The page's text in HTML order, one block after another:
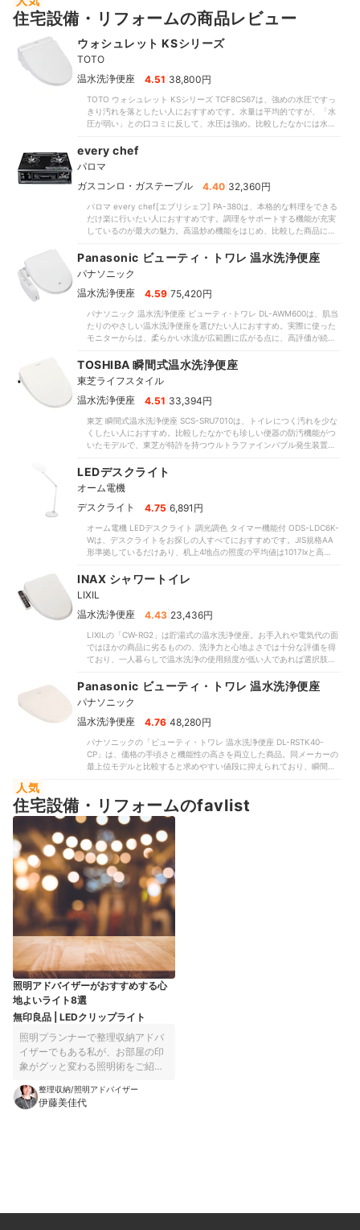
住宅設備・リフォームの商品レビュー
ウォシュレット KSシリーズ
TOTO
温水洗浄便座
4.51 38,800円
TOTO ウォシュレット KSシリーズ TCF8CS67は、強めの水圧ですっ
きり汚れを落としたい人におすすめです。水量は平均的ですが、「水
圧が弱い」との口コミに反して、水圧は強め。比較したなかには水量
の独自技術により、少ない水でもしっかりと洗えるところが魅力で
す。一方で心地よさの検証では、水圧の強さゆえにモニターからの評
価が分かれました。水勢は5段階で調整できるものの、一部のモニター
からは「弱めのモードでも水圧が強い」という声も。水圧の感じ方に
象です。おしり洗浄・ビデ洗浄ともに水が当たる位置は5段階に細かく
調整できるので、ほどよい場所に当たる点は好印象でした。水圧の強
ささえ気にならなければ、ほかに目立った弱点はありません。電気代
7,000円台かかったのに対し、本商品のような瞬間式の多くは3,000〜
4,000円台で済みました。指定した時刻やトイレの使用頻度に応じて
節電する機能もあるので、使い方によってはさらに電気代を節約でき
ますよ。座面はワンタッチで着脱できるうえ、便座・ノズルには撥水
イレの後ろ側の掃除もしやすいでしょう。座面に継ぎ目があり汚れが
詰まる可能性があるものの、全体的にはお手入れしやすいといえま
す。ECサイトでの販売価格は執筆時点で3万円台前半と、比較した瞬
く、コスパの高い商品です。汚れ落ちを一番に考えたい人は、ぜひ候
補に入れてくださいね。
every chef
パロマ
ガスコンロ・ガステーブル
4.40 32,360円
パロマ every chef[エブリシェフ] ‎PA-380は、本格的な料理をできる
だけ楽に行いたい人におすすめです。調理をサポートする機能が充実
しているのが最大の魅力。高温炒め機能をはじめ、比較した商品には
な機能を備えています。料理好きな人はもちろん、初心者でもさまざ
す。比較したなかには、押しながら回す2段階式の商品もあったのに対
し、カチッと音がするので点火ミスが起こりにくいといえます。五徳
フライパンや鍋を置いてもグラつきにくく、家族が多い家にも適して
います。グリルには魚の形状・焼き加減を設定すると焼き上げるオー
トメニューを搭載。比較したなかには片面ずつ焼くタイプもあったな
を敷くと掃除も楽ですよ。バーナー周りもシンプルで、拭き掃除しや
すい構造。「汚れても掃除がしやすい」と評判なのも頷けます。本体
は14.15kgと重いぶん取りつけに手間取る可能性はあるものの、一度取
りつければ動かすことはあまりないため、使い続けるうえでは問題な
なので、ガステーブル選びで迷っている人は、ぜひ第一候補として検
討してみてはいかがでしょうか。
Panasonic ビューティ・トワレ 温水洗浄便座
パナソニック
温水洗浄便座
4.59 75,420円
パナソニック 温水洗浄便座 ビューティ･トワレ DL-AWM600は、肌当
たりのやさしい温水洗浄便座を選びたい人におすすめ。実際に使った
モニターからは、柔らかい水流が広範囲に広がる点に、高評価が続
おしり洗浄・ビデ洗浄ともにマイルドな洗い心地が好評でした。「自
魅力。水の強さ・細さ・位置・温度など変更できる項目が多く、自分
に合った洗い方を追求できます。肌当たりがやさしいぶん水圧・水量
れば問題ありません。加えて、継ぎ目のないシームレス便座やシャワ
ーノズルの自動洗浄機能など、トイレ掃除の手間を少なくする工夫が
満載でした。便器の洗浄機能がついている点にもご注目。タンクに洗
れいにできます。電気代の安さも見逃せません。メーカー公称の消費
電力量から電気代を算出すると、わずか2852円/年でした。比較した
商品の平均電気代は5470円/年（※執筆時点）だったのに対し、半額程
度に抑えられるといえます。洗剤を入れるタンクが出っ張っているた
欠点はなく、総じて使い勝手のよい温水洗浄便座といえます。デリケ
ートな箇所をやさしく洗いたい人は、ぜひ購入を検討してみてくださ
い。
TOSHIBA 瞬間式温水洗浄便座
東芝ライフスタイル
温水洗浄便座
4.51 33,394円
東芝 瞬間式温水洗浄便座 SCS-SRU7010は、トイレにつく汚れを少な
くしたい人におすすめ。比較したなかでも珍しい便器の防汚機能がつ
いたモデルで、東芝が特許を持つウルトラファインバブル発生装置を
れ、便器の黒ずみを予防する仕様です。使用前にノズルを自動洗浄す
がすウルトラファインバブル水で洗浄されるので、ノズルの清潔さが
気になる人も使いやすいといえます。便座には汚れが詰まりそうな隙
えめですが、汚れを落とせる水準は満たしているため、おしりを拭く
回数は減らせそうです。なお、水がやや細く出るので狙った場所に当
たるよう位置を調整しましょう。年間の電気代を3,720円と、比較し
す。1番弱いモードに設定しても水の勢いが強めですが、おしり洗浄を
試したモニターで痛みを感じた人はほぼいませんでした。比較したな
ワーの当たり心地がよい」との口コミどおりといえます。ビデ洗浄で
の声が。ただし、「勢いが強い」と感じる人もいたので、はじめて使
うときは弱モードから試すとよいでしょう。デリケートゾーンを柔ら
かい水流で洗いつつトイレ掃除の手間も減らしたい人は、ぜひ検討し
LEDデスクライト
オーム電機
デスクライト
4.75 6,891円
オーム電機 LEDデスクライト 調光調色 タイマー機能付 ODS-LDC6K-
Wは、デスクライトをお探しの人すべてにおすすめです。JIS規格AA
形準拠しているだけあり、机上4地点の照度の平均値は1017lxと高めで
り明るいといえます。「明るさが足りない」との口コミに反し、作業
606lxと十分。満足の基準値とした400lxを大きく上回りました。アー
ムが長く高い位置からデスクを照らせるので、「机の端まで照らせ
一部の商品のように手元の影が多重になることもなく、光もちらつき
ません。長時間、勉強や資料作成を行っても目が疲れにくいでしょ
う。ダイヤル式のボタンで明るさを無段階に調整できるのもポイント
「用途に応じて明るさを調整できる」との口コミがあったようにシー
ンに応じた使い分けが可能。スイッチの反応もよく、思いのままに素
早く調整できました。45分のタイマー機能もあるため、就寝前に読書
をしたい人にもぴったりです。狙った場所に光を当てられるのも魅
し、細かな調整がしやすい設計でした。ライトの固定力が高く、自重
でシェードが下がることもありません。移動させやすいスタンド式の
ため、リビングや自室・寝室などにも持ち運びやすいですよ。一方、
十分な性能を備えながらも執筆時点の価格は税込9,878円（※公式サイ
ト参照・執筆時点）と高すぎません。シンプルなデザインで置く場所
を選びにくいので、どの商品にするか迷ったときはぜひ購入を検討し
てみてください。
INAX シャワートイレ
LIXIL
温水洗浄便座
4.43 23,436円
LIXILの「CW-RG2」は貯湯式の温水洗浄便座。お手入れや電気代の面
ではほかの商品に劣るものの、洗浄力と心地よさでは十分な評価を得
ており、一人暮らしで温水洗浄の使用頻度が低い人であれば選択肢に
すが、なかでも水量が多く10秒間で200mLを超える水を噴射していま
が、汚れをしっかり落としたい人におすすめです。水圧に対して水が
多めなぶん、水当たりが柔らかいと感じやすく、おしり洗浄の不快感
で、こちらもマイルドな水当たりが好評でした。一方で、広がりはど
ちらの洗浄でもまちまちの評価で、お尻の後ろのほうまで水を感じた
人も。座り方次第では便座の後方に水が大きくハネる恐れがありま
をしっかり押さえています。ノズルの先端が着脱可能で、交換が簡単
にできるのも魅力的。一方で、リモコンは袖リモコンを採用している
ため、トイレの広さ次第では便器後方の床は清掃しづらいかもしれま
せん。
Panasonic ビューティ・トワレ 温水洗浄便座
パナソニック
温水洗浄便座
4.76 48,280円
パナソニックの「ビューティ・トワレ 温水洗浄便座 DL-RSTK40-
CP」は、価格の手頃さと機能性の高さを両立した商品。同メーカーの
最上位モデルと比較すると求めやすい値段に抑えられており、瞬間式
きますよ。洗浄力はかなり高く、水圧・水量ともにしっかりとありま
した。便の状態によっては軽く拭くだけで十分に汚れを落とせそうで
す。また、水勢・水圧は9段階、洗浄幅は5段階で細かく調整できるの
で、好みに合わせて調整できるでしょう。実際に使ったモニターから
も「強くしても痛さを感じなかった」「当てていて心地よい」という
声が挙がっています。水量・角度・当たる範囲もちょうどよいと好
評。ビデ洗浄も心地よく、適度な水勢でデリケートゾーンをやさしく
洗い上げました。お手入れのしやすさも良好。便座は撥水加工が施さ
れており、便座裏の汚れを抑制する機能が備わっています。リモコン
は壁に設置するタイプで、ノズルは汚れがつきにくいステンレス製。
掃除を楽に済ませられそうです。総合的に見ても弱点が少なく、価格
も手頃。瞬間式を探しているならぜひ購入を検討してみてください。
人気
住宅設備・リフォームのfavlist
照明アドバイザーがおすすめする心
地よいライト8選
無印良品 | LEDクリップライト
照明プランナーで整理収納アドバ
イザーでもある私が、お部屋の印
象がグッと変わる照明術をご紹介♪
ェンジするだけでOKの、簡単＆効
果バツグンなアイデアが満載で
整理収納/照明アドバイザー
伊藤美佳代